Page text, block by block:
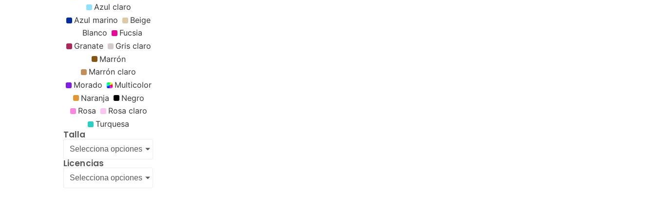
Azul claro
Azul marino
Beige
Blanco
Fucsia
Granate
Gris claro
Marrón
Marrón claro
Morado
Multicolor
Naranja
Negro
Rosa
Rosa claro
Turquesa
Talla
Selecciona opciones
Licencias
Selecciona opciones